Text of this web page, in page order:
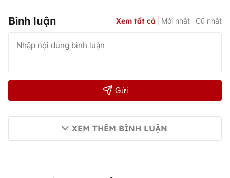
Bình luận Xem tất cả Mới nhất Cũ nhất
Gửi
XEM THÊM BÌNH LUẬN